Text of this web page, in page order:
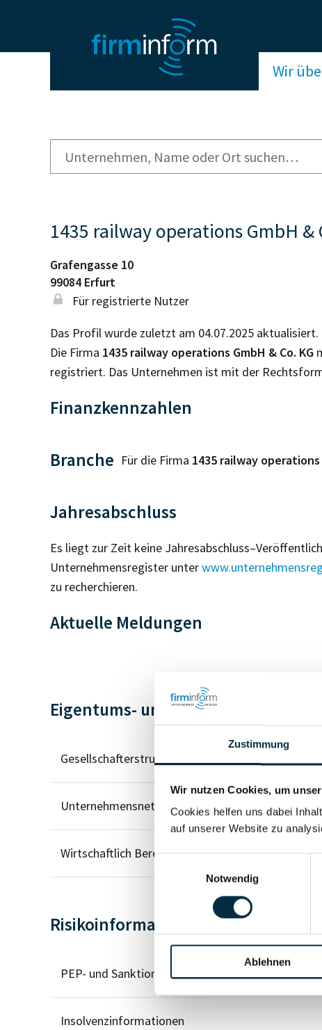
Zustimmung
Wir nutzen Cookies, um
Cookies helfen uns dabei
auf unserer Website zu
Einwilligungsauswahl
Notwendig
Ablehnen
Wir
1435 railway operations GmbH &
Grafengasse 10
99084 Erfurt
Für registrierte Nutzer
Das Profil wurde zuletzt am 04.07.2025 aktualisiert.
Die Firma 1435 railway operations GmbH & Co. KG
registriert. Das Unternehmen ist mit der
Finanzkennzahlen
Branche Für die Firma 1435 railway operations
Jahresabschluss
Es liegt zur Zeit keine
Unternehmensregister unter
zu recherchieren.
Aktuelle Meldungen
Eigentums- und Kontrollstruktur
Gesellschafterstruktur
Unternehmensnetzwerk
Wirtschaftlich Berechtigten Pfad
Risikoinformationen
PEP- und Sanktionslistenstatus
Insolvenzinformationen